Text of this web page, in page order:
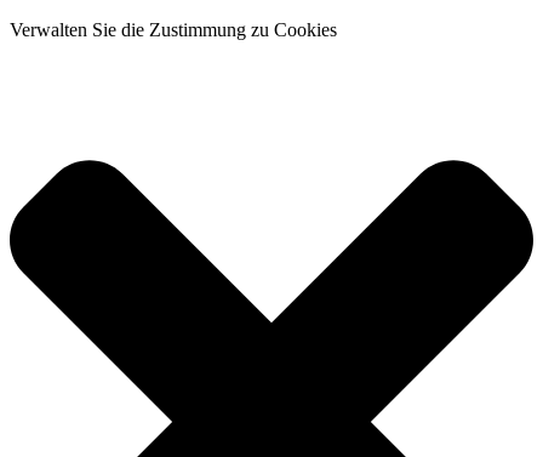
Verwalten Sie die Zustimmung zu Cookies